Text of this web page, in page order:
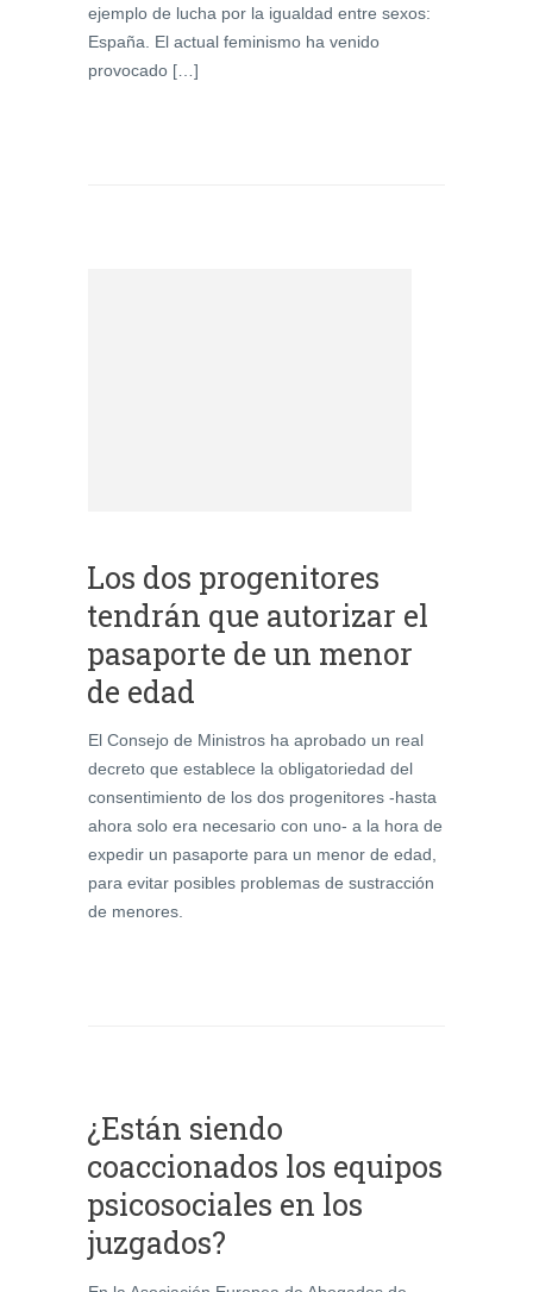
ejemplo de lucha por la igualdad entre sexos:
España. El actual feminismo ha venido
provocado […]
Los dos progenitores
tendrán que autorizar el
pasaporte de un menor
de edad
El Consejo de Ministros ha aprobado un real
decreto que establece la obligatoriedad del
consentimiento de los dos progenitores -hasta
ahora solo era necesario con uno- a la hora de
expedir un pasaporte para un menor de edad,
para evitar posibles problemas de sustracción
de menores.
¿Están siendo
coaccionados los equipos
psicosociales en los
juzgados?